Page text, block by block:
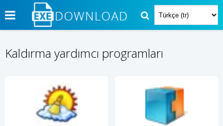
Kaldırma yardımcı programları